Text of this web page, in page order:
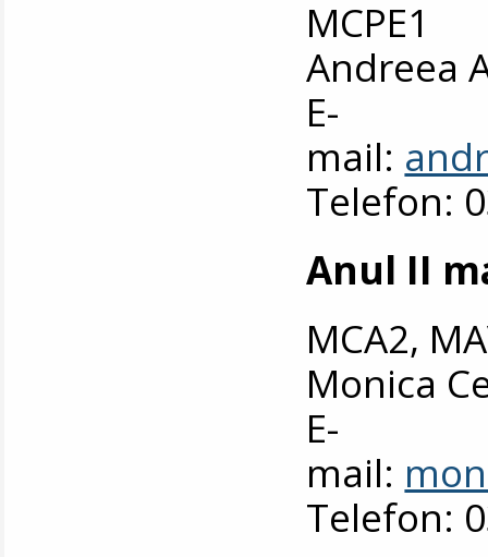
MCPE1
Andreea
E-
mail:
Telefon:
Anul II
MCA2,
Monica
E-
mail:
Telefon: